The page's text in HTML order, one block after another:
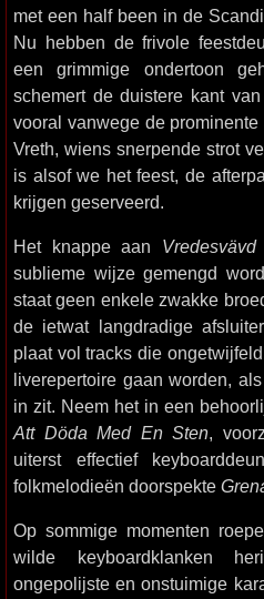
met een half been in de
Nu hebben de frivole
een grimmige ondertoon
schemert de duistere kant
vooral vanwege de
Vreth, wiens snerpende strot
is alsof we het feest, de
krijgen geserveerd.
Het knappe aan Vredesvävd
sublieme wijze gemengd
staat geen enkele zwakke
de ietwat langdradige afsluiter
plaat vol tracks die
liverepertoire gaan worden,
in zit. Neem het in een
Att Döda Med En Sten,
uiterst effectief
folkmelodieën doorspekte
Op sommige momenten
wilde keyboardklanken
ongepolijste en onstuimige